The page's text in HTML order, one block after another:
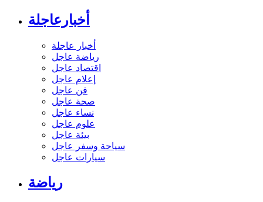
أخبارعاجلة
أخبار عاجلة
رياضة عاجل
اقتصاد عاجل
إعلام عاجل
فن عاجل
صحة عاجل
نساء عاجل
علوم عاجل
بيئة عاجل
سياحة وسفر عاجل
سيارات عاجل
رياضة